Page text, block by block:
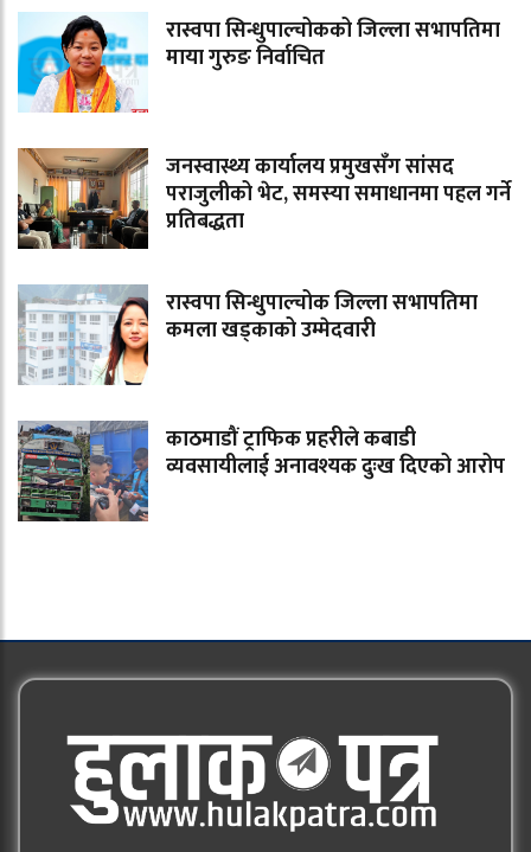
रास्वपा सिन्धुपाल्चोकको जिल्ला सभापतिमा
माया गुरुङ निर्वाचित
जनस्वास्थ्य कार्यालय प्रमुखसँग सांसद
पराजुलीको भेट, समस्या समाधानमा पहल गर्ने
प्रतिबद्धता
रास्वपा सिन्धुपाल्चोक जिल्ला सभापतिमा
कमला खड्काको उम्मेदवारी
काठमाडौं ट्राफिक प्रहरीले कबाडी
व्यवसायीलाई अनावश्यक दुःख दिएको आरोप